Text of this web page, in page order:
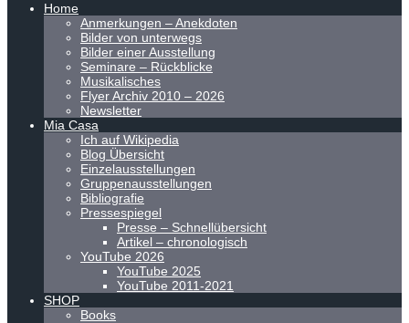
Home
Anmerkungen – Anekdoten
Bilder von unterwegs
Bilder einer Ausstellung
Seminare – Rückblicke
Musikalisches
Flyer Archiv 2010 – 2026
Newsletter
Mia Casa
Ich auf Wikipedia
Blog Übersicht
Einzelausstellungen
Gruppenausstellungen
Bibliografie
Pressespiegel
Presse – Schnellübersicht
Artikel – chronologisch
YouTube 2026
YouTube 2025
YouTube 2011-2021
SHOP
Books